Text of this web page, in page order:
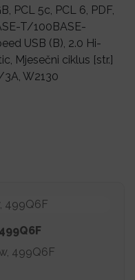
PCL 5c, PCL 6, PDF,
T/100BASE-
USB (B), 2.0 Hi-
Mjesečni ciklus [str.]
W2130
499Q6F